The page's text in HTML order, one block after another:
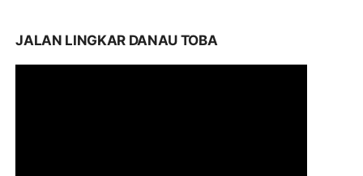
JALAN LINGKAR DANAU TOBA